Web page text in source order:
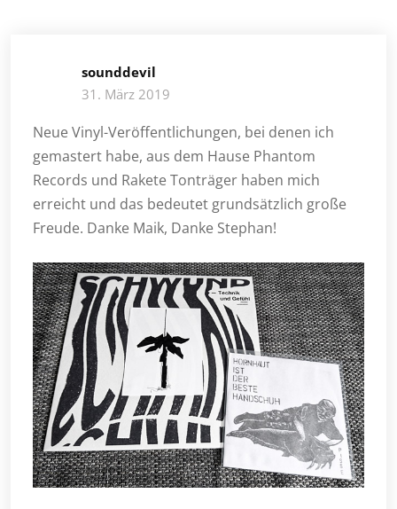
sounddevil
31. März 2019
Neue Vinyl-Veröffentlichungen, bei denen ich
gemastert habe, aus dem Hause Phantom
Records und Rakete Tonträger haben mich
erreicht und das bedeutet grundsätzlich große
Freude. Danke Maik, Danke Stephan!